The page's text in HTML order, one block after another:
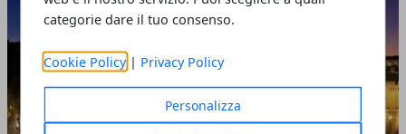
categorie dare il tuo consenso.
Cookie Policy | Privacy Policy
Personalizza